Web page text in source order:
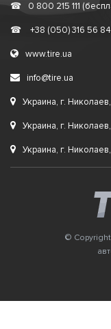
☎ 0 800 215 111
☎ +38 (050) 316 56 84
www.tire.ua
info@tire.ua
Украина, г.
Украина, г.
Украина, г.
©